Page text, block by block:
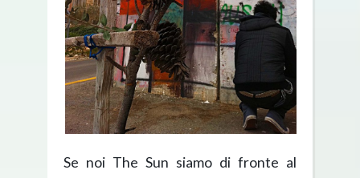
Se noi The Sun siamo di fronte al